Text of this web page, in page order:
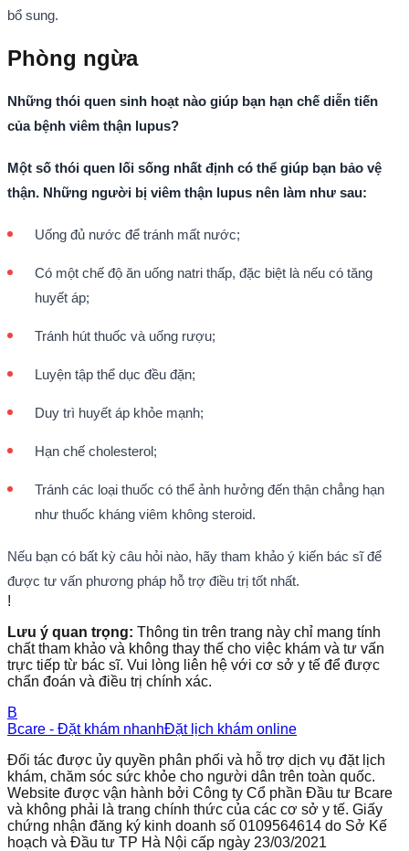
bổ sung.
Phòng ngừa
Những thói quen sinh hoạt nào giúp bạn hạn chế diễn tiến
của bệnh viêm thận lupus?
Một số thói quen lối sống nhất định có thể giúp bạn bảo vệ
thận. Những người bị viêm thận lupus nên làm như sau:
Uống đủ nước để tránh mất nước;
Có một chế độ ăn uống natri thấp, đặc biệt là nếu có tăng
huyết áp;
Tránh hút thuốc và uống rượu;
Luyện tập thể dục đều đặn;
Duy trì huyết áp khỏe mạnh;
Hạn chế cholesterol;
Tránh các loại thuốc có thể ảnh hưởng đến thận chẳng hạn
như thuốc kháng viêm không steroid.
Nếu bạn có bất kỳ câu hỏi nào, hãy tham khảo ý kiến bác sĩ để
được tư vấn phương pháp hỗ trợ điều trị tốt nhất.
!
Lưu ý quan trọng: Thông tin trên trang này chỉ mang tính
chất tham khảo và không thay thế cho việc khám và tư vấn
trực tiếp từ bác sĩ. Vui lòng liên hệ với cơ sở y tế để được
chẩn đoán và điều trị chính xác.
B
Bcare - Đặt khám nhanhĐặt lịch khám online
Đối tác được ủy quyền phân phối và hỗ trợ dịch vụ đặt lịch
khám, chăm sóc sức khỏe cho người dân trên toàn quốc.
Website được vận hành bởi Công ty Cổ phần Đầu tư Bcare
và không phải là trang chính thức của các cơ sở y tế. Giấy
chứng nhận đăng ký kinh doanh số 0109564614 do Sở Kế
hoạch và Đầu tư TP Hà Nội cấp ngày 23/03/2021